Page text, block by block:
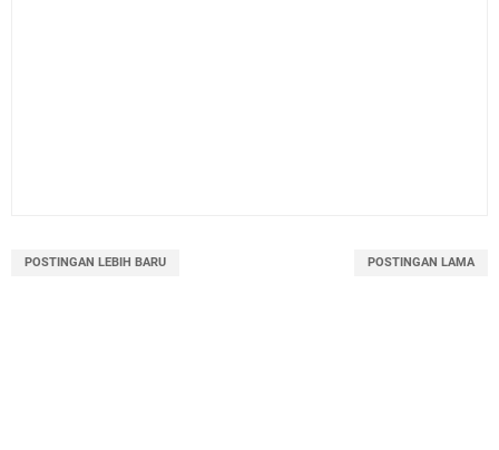
POSTINGAN LEBIH BARU POSTINGAN LAMA